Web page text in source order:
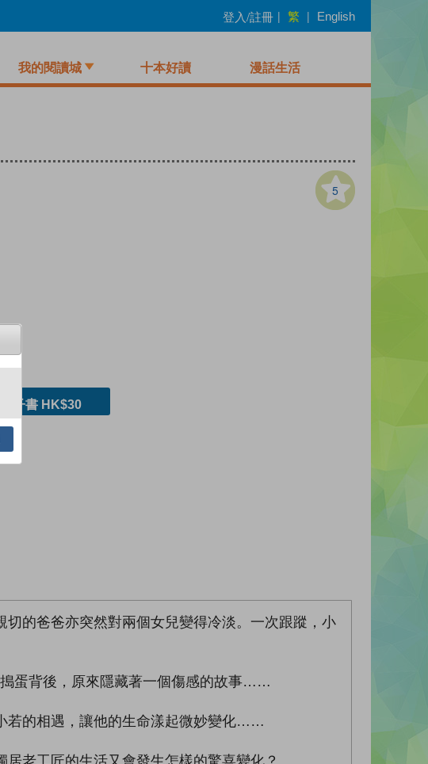
登入/註冊 | 繁 | English
我的閱讀城 十本好讀 漫話生活
5
電子書 HK$30
的爸爸亦突然對兩個女兒變得冷淡。一次跟蹤，小
蛋背後，原來隱藏著一個傷感的故事……
若的相遇，讓他的生命漾起微妙變化……